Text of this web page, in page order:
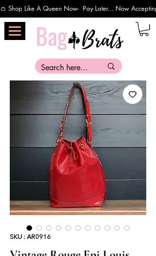
👛 Shop Like A Queen Now-  Pay Later... Now
SKU : AR0916